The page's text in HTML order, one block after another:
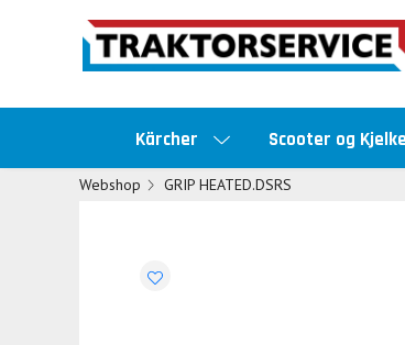
Kärcher Scooter og
Webshop GRIP HEATED.DSRS